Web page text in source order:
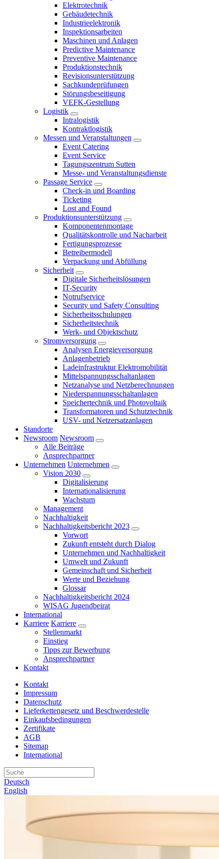
Elektrotechnik
Gebäudetechnik
Industrieelektronik
Inspektionsarbeiten
Maschinen und Anlagen
Predictive Maintenance
Preventive Maintenance
Produktionstechnik
Revisionsunterstützung
Sachkundeprüfungen
Störungsbeseitigung
VEFK-Gestellung
Logistik
Intralogistik
Kontraktlogistik
Messen und Veranstaltungen
Event Catering
Event Service
Tagungszentrum Sutten
Messe- und Veranstaltungsdienste
Passage Service
Check-in und Boarding
Ticketing
Lost and Found
Produktionsunterstützung
Komponentenmontage
Qualitätskontrolle und Nacharbeit
Fertigungsprozesse
Betreibermodell
Verpackung und Abfüllung
Sicherheit
Digitale Sicherheitslösungen
IT-Security
Notrufservice
Security und Safety Consulting
Sicherheitsschulungen
Sicherheitstechnik
Werk- und Objektschutz
Stromversorgung
Analysen Energieversorgung
Anlagenbetrieb
Ladeinfrastruktur Elektromobilität
Mittelspannungsschaltanlagen
Netzanalyse und Netzberechnungen
Niederspannungsschaltanlagen
Speichertechnik und Photovoltaik
Transformatoren und Schutztechnik
USV- und Netzersatzanlagen
Standorte
Newsroom Newsroom
Alle Beiträge
Ansprechpartner
Unternehmen Unternehmen
Vision 2030
Digitalisierung
Internationalisierung
Wachstum
Management
Nachhaltigkeit
Nachhaltigkeitsbericht 2023
Vorwort
Zukunft entsteht durch Dialog
Unternehmen und Nachhaltigkeit
Umwelt und Zukunft
Gemeinschaft und Sicherheit
Werte und Beziehung
Glossar
Nachhaltigkeitsbericht 2024
WISAG Jugendbeirat
International
Karriere Karriere
Stellenmarkt
Einstieg
Tipps zur Bewerbung
Ansprechpartner
Kontakt
Kontakt
Impressum
Datenschutz
Lieferkettengesetz und Beschwerdestelle
Einkaufsbedingungen
Zertifikate
AGB
Sitemap
International
Deutsch
English